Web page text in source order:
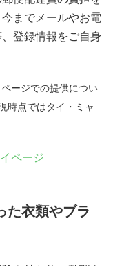
までメールやお電
登録情報をご自身
ージでの提供につい
時点ではタイ・ミャ
ページ
た衣類やブラ